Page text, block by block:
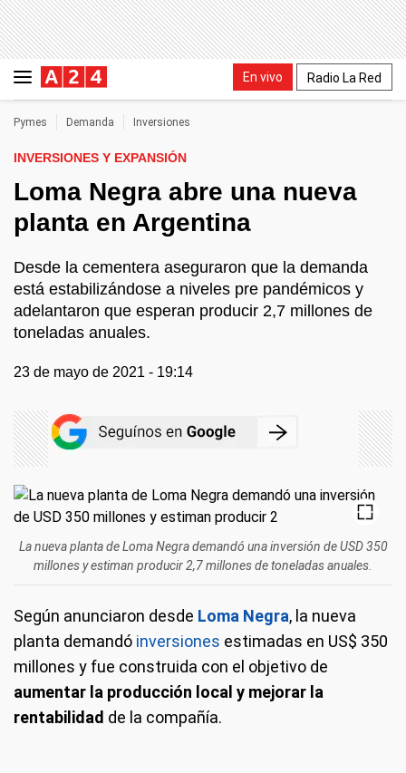
En vivo Radio La Red
Pymes Demanda Inversiones
INVERSIONES Y EXPANSIÓN
Loma Negra abre una nueva
planta en Argentina
Desde la cementera aseguraron que la demanda
está estabilizándose a niveles pre pandémicos y
adelantaron que esperan producir 2,7 millones de
toneladas anuales.
23 de mayo de 2021 - 19:14
La nueva planta de Loma Negra demandó una inversión de USD 350
millones y estiman producir 2,7 millones de toneladas anuales.
Según anunciaron desde Loma Negra, la nueva
planta demandó inversiones estimadas en US$ 350
millones y fue construida con el objetivo de
aumentar la producción local y mejorar la
rentabilidad de la compañía.